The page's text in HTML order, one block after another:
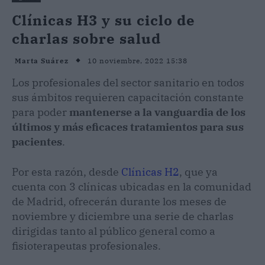
Clínicas H3 y su ciclo de
charlas sobre salud
Marta Suárez 10 noviembre, 2022 15:38
Los profesionales del sector sanitario en todos
sus ámbitos requieren capacitación constante
para poder mantenerse a la vanguardia de los
últimos y más eficaces tratamientos para sus
pacientes.
Por esta razón, desde Clínicas H2, que ya
cuenta con 3 clínicas ubicadas en la comunidad
de Madrid, ofrecerán durante los meses de
noviembre y diciembre una serie de charlas
dirigidas tanto al público general como a
fisioterapeutas profesionales.